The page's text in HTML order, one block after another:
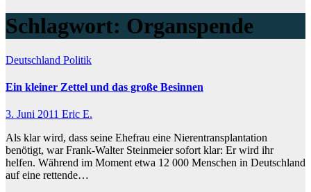
Schlagwort: Organspende
Deutschland Politik
Ein kleiner Zettel und das große Besinnen
3. Juni 2011 Eric E.
Als klar wird, dass seine Ehefrau eine Nierentransplantation
benötigt, war Frank-Walter Steinmeier sofort klar: Er wird ihr
helfen. Während im Moment etwa 12 000 Menschen in Deutschland
auf eine rettende…